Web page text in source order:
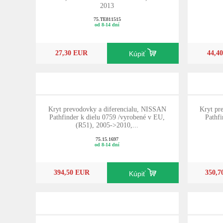
2013
75.TE811515
od 8-14 dní
27,30 EUR Kúpiť
Kryt prevodovky a diferencialu, NISSAN
Pathfinder k dielu 0759 /vyrobené v EU,
(R51), 2005->2010,...
75.15.1697
od 8-14 dní
394,50 EUR Kúpiť
Kryt